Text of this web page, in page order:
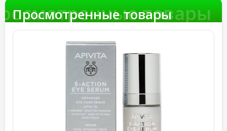
товары
Просмотренные товары